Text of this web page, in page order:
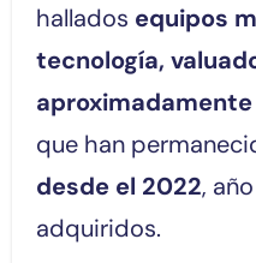
hallados equipos
tecnología,
aproximadamente
que han
desde el 2022,
adquiridos.